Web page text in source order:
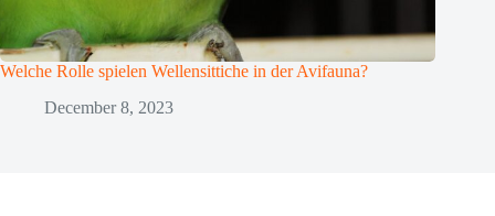
Welche Rolle spielen Wellensittiche in der Avifauna?
December 8, 2023